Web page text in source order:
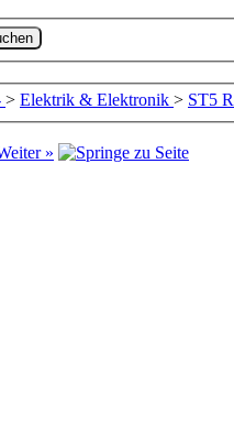
> Elektrik & Elektronik > ST5
»